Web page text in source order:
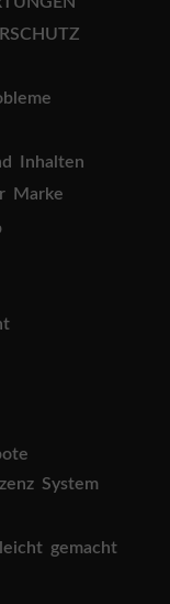
Inhalten
Marke
System
gemacht